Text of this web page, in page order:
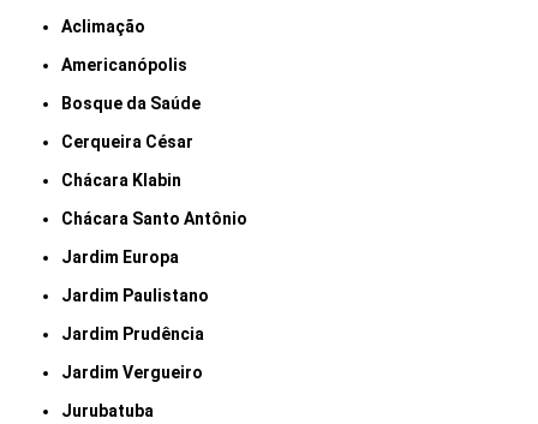
Aclimação
Americanópolis
Bosque da Saúde
Cerqueira César
Chácara Klabin
Chácara Santo Antônio
Jardim Europa
Jardim Paulistano
Jardim Prudência
Jardim Vergueiro
Jurubatuba